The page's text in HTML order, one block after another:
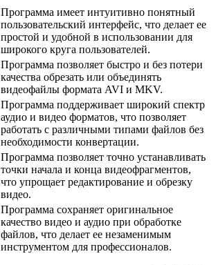
Программа имеет интуитивно понятный
пользовательский интерфейс, что делает ее
простой и удобной в использовании для
широкого круга пользователей.
Программа позволяет быстро и без потери
качества обрезать или объединять
видеофайлы формата AVI и MKV.
Программа поддерживает широкий спектр
аудио и видео форматов, что позволяет
работать с различными типами файлов без
необходимости конвертации.
Программа позволяет точно устанавливать
точки начала и конца видеофрагментов,
что упрощает редактирование и обрезку
видео.
Программа сохраняет оригинальное
качество видео и аудио при обработке
файлов, что делает ее незаменимым
инструментом для профессионалов.